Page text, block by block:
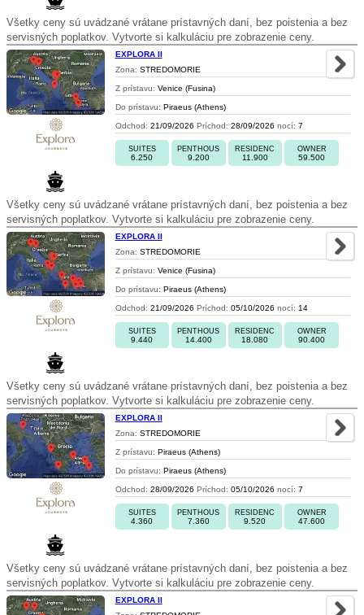
Všetky ceny sú uvádzané vrátane prístavných daní, bez poistenia a bez
servisných poplatkov. Vytvorte si kalkuláciu pre zobrazenie ceny.
EXPLORA II
Zona: STREDOMORIE
Z prístavu: Venice (Fusina)
Do prístavu: Piraeus (Athens)
Odchod: 21/09/2026 Príchod: 28/09/2026 nocí: 7
SUITES
6.250
PENTHOUS
9.200
RESIDENC
11.900
OWNER
59.500
Všetky ceny sú uvádzané vrátane prístavných daní, bez poistenia a bez
servisných poplatkov. Vytvorte si kalkuláciu pre zobrazenie ceny.
EXPLORA II
Zona: STREDOMORIE
Z prístavu: Venice (Fusina)
Do prístavu: Piraeus (Athens)
Odchod: 21/09/2026 Príchod: 05/10/2026 nocí: 14
SUITES
9.440
PENTHOUS
14.400
RESIDENC
18.080
OWNER
90.400
Všetky ceny sú uvádzané vrátane prístavných daní, bez poistenia a bez
servisných poplatkov. Vytvorte si kalkuláciu pre zobrazenie ceny.
EXPLORA II
Zona: STREDOMORIE
Z prístavu: Piraeus (Athens)
Do prístavu: Piraeus (Athens)
Odchod: 28/09/2026 Príchod: 05/10/2026 nocí: 7
SUITES
4.360
PENTHOUS
7.360
RESIDENC
9.520
OWNER
47.600
Všetky ceny sú uvádzané vrátane prístavných daní, bez poistenia a bez
servisných poplatkov. Vytvorte si kalkuláciu pre zobrazenie ceny.
EXPLORA II